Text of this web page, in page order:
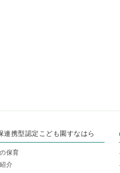
連携型認定こども園すなはら
保育
介